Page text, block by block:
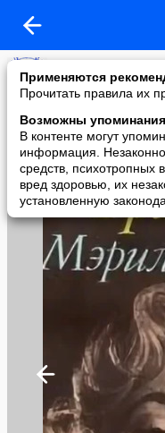
Применяются
Прочитать правила их
Возможны упоминания
В контенте могут
информация.
средств, психотропных
вред здоровью, их
установленную
БИБЛИОТЕКА
added a photo
28 May в 13:46